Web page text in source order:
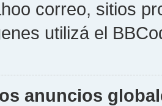
correo, sitios
utilizá el
anuncios